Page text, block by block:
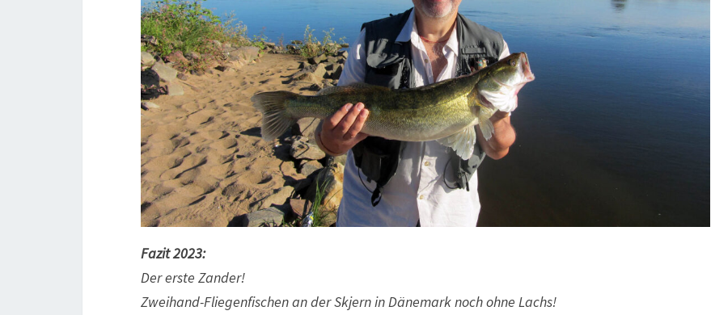
Fazit 2023:
Der erste Zander!
Zweihand-Fliegenfischen an der Skjern in Dänemark noch ohne Lachs!